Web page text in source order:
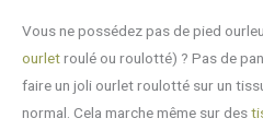
Vous ne possédez pas de pied
ourletroulé ou roulotté) ? Pas de
faire un joli ourlet roulotté sur un
normal. Cela marche même sur des